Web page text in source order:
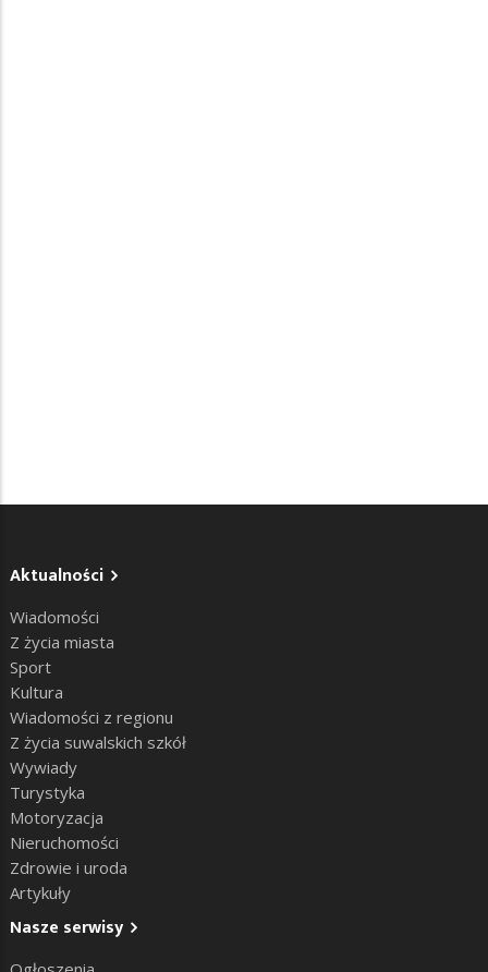
Aktualności
Wiadomości
Z życia miasta
Sport
Kultura
Wiadomości z regionu
Z życia suwalskich szkół
Wywiady
Turystyka
Motoryzacja
Nieruchomości
Zdrowie i uroda
Artykuły
Nasze serwisy